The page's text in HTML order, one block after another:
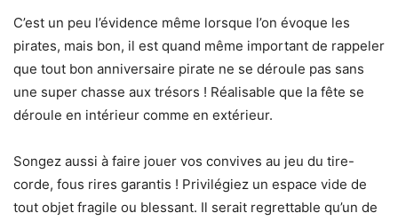
C’est un peu l’évidence même lorsque l’on évoque les
pirates, mais bon, il est quand même important de rappeler
que tout bon anniversaire pirate ne se déroule pas sans
une super chasse aux trésors ! Réalisable que la fête se
déroule en intérieur comme en extérieur.
Songez aussi à faire jouer vos convives au jeu du tire-
corde, fous rires garantis ! Privilégiez un espace vide de
tout objet fragile ou blessant. Il serait regrettable qu’un de